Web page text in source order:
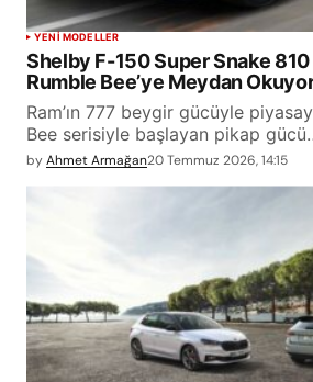
YENİ MODELLER
Shelby F-150 Super Snake 810
Rumble Bee’ye Meydan
Ram’ın 777 beygir gücüyle
Bee serisiyle başlayan pikap
byAhmet Armağan20 Temmuz 2026, 14:15